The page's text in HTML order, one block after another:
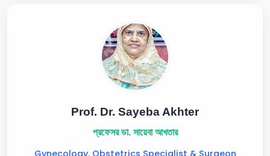
Prof. Dr. Sayeba Akhter
প্রফেসর ডা. সায়েবা আখতার
Gynecology, Obstetrics Specialist & Surgeon